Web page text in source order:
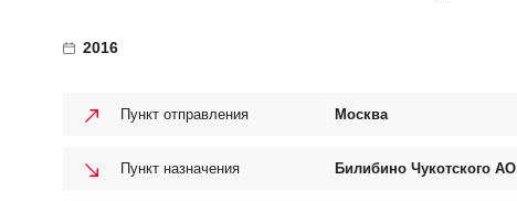
2016
Пункт отправления Москва
Пункт назначения Билибино Чукотского АО